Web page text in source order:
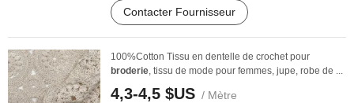
Contacter Fournisseur
100%Cotton Tissu en dentelle de crochet pour
broderie, tissu de mode pour femmes, jupe, robe de ...
4,3-4,5 $US / Mètre